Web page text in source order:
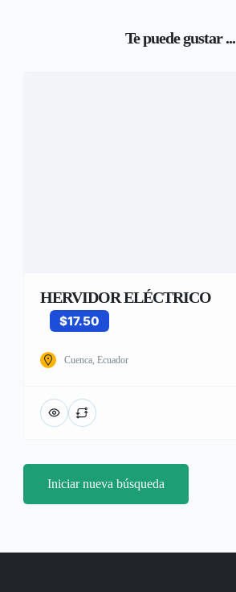
Te puede gustar ...
HERVIDOR ELÉCTRICO
$17.50
Cuenca, Ecuador
Iniciar nueva búsqueda